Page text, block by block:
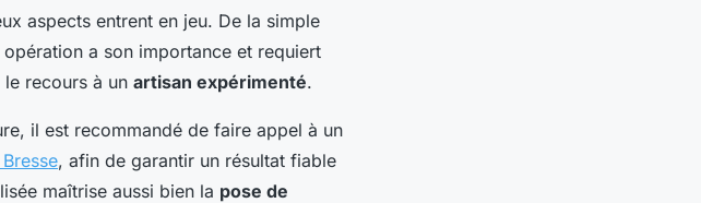
aspects entrent en jeu. De la simple
opération a son importance et requiert
recours à un artisan expérimenté.
il est recommandé de faire appel à un
, afin de garantir un résultat fiable
maîtrise aussi bien la pose de